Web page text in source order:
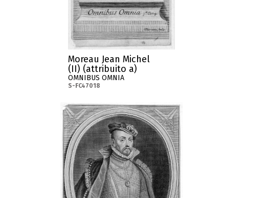
Moreau Jean Michel
(II) (attribuito a)
OMNIBUS OMNIA
S-FC47018